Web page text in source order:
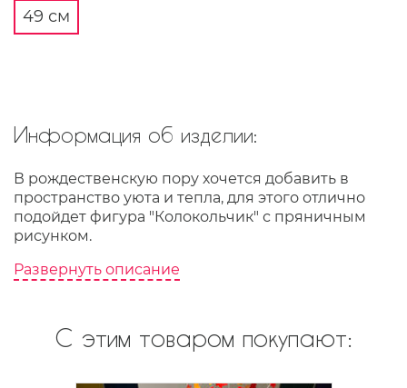
49 см
Информация об изделии:
В рождественскую пору хочется добавить в
пространство уюта и тепла, для этого отлично
подойдет фигура "Колокольчик" с пряничным
рисунком.
Развернуть описание
С этим товаром покупают: